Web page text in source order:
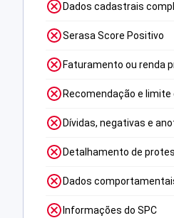
Dados cadastrais
Serasa Score Positivo
Faturamento ou renda
Recomendação e limite
Dívidas, negativas e
Detalhamento de
Dados
Informações do SPC